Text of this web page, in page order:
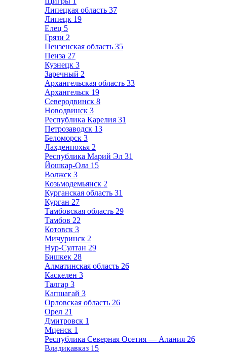
Липецкая область 37
Липецк 19
Елец 5
Грязи 2
Пензенская область 35
Пенза 27
Кузнецк 3
Заречный 2
Архангельская область 33
Архангельск 19
Северодвинск 8
Новодвинск 3
Республика Карелия 31
Петрозаводск 13
Беломорск 3
Лахденпохья 2
Республика Марий Эл 31
Йошкар-Ола 15
Волжск 3
Козьмодемьянск 2
Курганская область 31
Курган 27
Тамбовская область 29
Тамбов 22
Котовск 3
Мичуринск 2
Нур-Султан 29
Бишкек 28
Алматинская область 26
Каскелен 3
Талгар 3
Капшагай 3
Орловская область 26
Орел 21
Дмитровск 1
Мценск 1
Республика Северная Осетия — Алания 26
Владикавказ 15